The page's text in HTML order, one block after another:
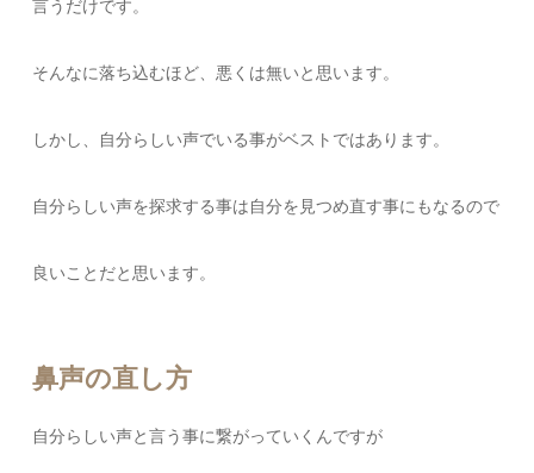
言うだけです。
そんなに落ち込むほど、悪くは無いと思います。
しかし、自分らしい声でいる事がベストではあります。
自分らしい声を探求する事は自分を見つめ直す事にもなるので
良いことだと思います。
鼻声の直し方
自分らしい声と言う事に繋がっていくんですが